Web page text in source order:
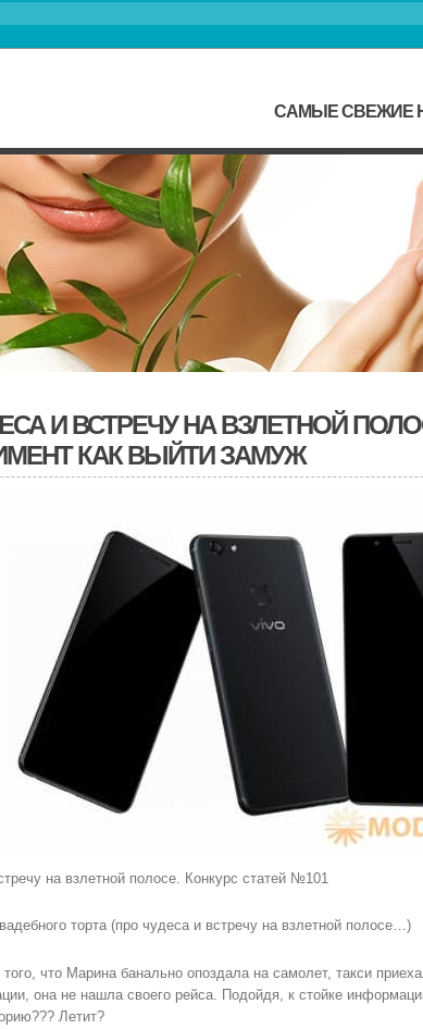
САМЫЕ СВЕЖИЕ
И ВСТРЕЧУ НА ВЗЛЕТНОЙ
КАК ВЫЙТИ ЗАМУЖ
на взлетной полосе. Конкурс статей №101
торта (про чудеса и встречу на взлетной полосе…)
что Марина банально опоздала на самолет, такси
она не нашла своего рейса. Подойдя, к стойке
Летит?